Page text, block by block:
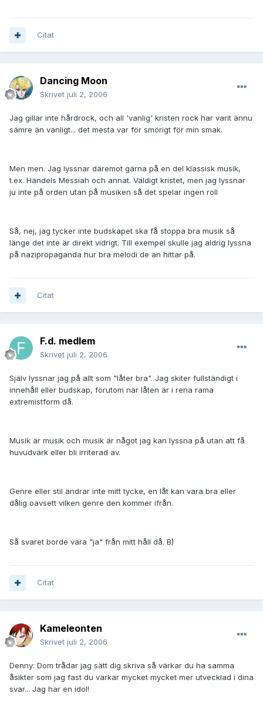
Citat
Dancing Moon
Skrivet juli 2, 2006
Jag gillar inte hårdrock, och all 'vanlig' kristen rock har varit ännu
sämre än vanligt... det mesta var för smörigt för min smak.
Men men. Jag lyssnar däremot gärna på en del klassisk musik,
t.ex. Händels Messiah och annat. Väldigt kristet, men jag lyssnar
ju inte på orden utan på musiken så det spelar ingen roll
Så, nej, jag tycker inte budskapet ska få stoppa bra musik så
länge det inte är direkt vidrigt. Till exempel skulle jag aldrig lyssna
på nazipropaganda hur bra melodi de än hittar på.
Citat
F.d. medlem
Skrivet juli 2, 2006
Själv lyssnar jag på allt som "låter bra". Jag skiter fullständigt i
innehåll eller budskap, förutom när låten är i rena rama
extremistform då.
Musik är musik och musik är något jag kan lyssna på utan att få
huvudvärk eller bli irriterad av.
Genre eller stil ändrar inte mitt tycke, en låt kan vara bra eller
dålig oavsett vilken genre den kommer ifrån.
Så svaret borde vara "ja" från mitt håll då. B)
Citat
Kameleonten
Skrivet juli 2, 2006
Denny: Dom trådar jag sätt dig skriva så värkar du ha samma
åsikter som jag fast du värkar mycket mycket mer utvecklad i dina
svar... Jag har en idol!